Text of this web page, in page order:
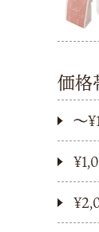
価格
〜